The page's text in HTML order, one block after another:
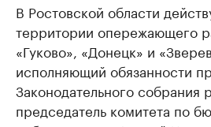
В Ростовской области
территории опережающего
«Гуково», «Донецк» и
исполняющий обязанности
Законодательного собрания
председатель комитета по